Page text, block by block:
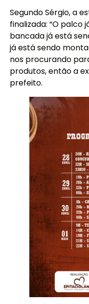
Segundo Sérgio, a
finalizada: “O palco
bancada já está
já está sendo
nos procurando
produtos, então a
prefeito.